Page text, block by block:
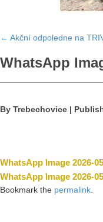
← Akční odpoledne na
WhatsApp
By Trebechovice |
WhatsApp Image 2026-
WhatsApp Image 2026-
Bookmark the permalink